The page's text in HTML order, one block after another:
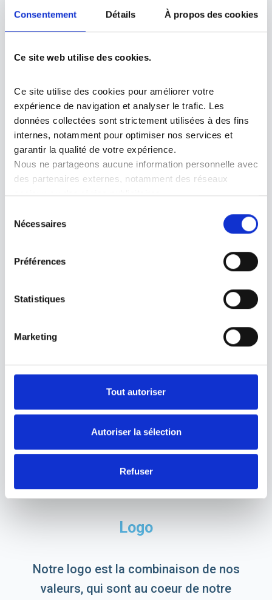
Consentement Détails À propos des cookies
Ce site web utilise des cookies.
Ce site utilise des cookies pour améliorer votre
expérience de navigation et analyser le trafic. Les
données collectées sont strictement utilisées à des fins
internes, notamment pour optimiser nos services et
garantir la qualité de votre expérience.
Nous ne partageons aucune information personnelle avec
des partenaires externes, notamment des réseaux
sociaux ou des régies publicitaires.
cookies à tout moment via le bandeau ou les paramètres
Nécessaires
Préférences
Statistiques
Marketing
Tout autoriser
Autoriser la sélection
Refuser
respect.
Expertise
Délivrer un service maîtrisé, fondé sur
l'expérience, l'actualisation permanente des
connaissances et une exigence technique forte.
Nous faisons ce que nous disons, et disons ce
que nous faisons.La transparence et la confiance
Ecoute
d’écouter, de comprendre et de répondre à vos
besoins avec précision et bienveillance.
Logo
Notre logo est la combinaison de nos
valeurs, qui sont au coeur de notre